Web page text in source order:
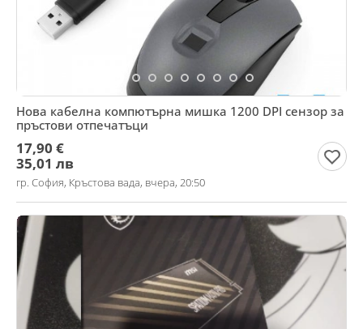
Нова кабелна компютърна мишка 1200 DPI сензор за
пръстови отпечатъци
17,90 €
35,01 лв
гр. София, Кръстова вада, вчера, 20:50